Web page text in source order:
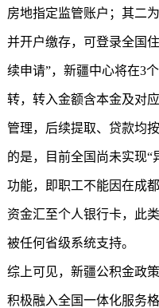
房地指定监管账户；其二
并开户缴存，可登录全国
续申请”，新疆中心将在3
转，转入金额含本金及对
管理，后续提取、贷款均
的是，目前全国尚未实现“
功能，即职工不能因在成
资金汇至个人银行卡，此
被任何省级系统支持。
综上可见， 新疆公积金政
积极融入全国一体化服务